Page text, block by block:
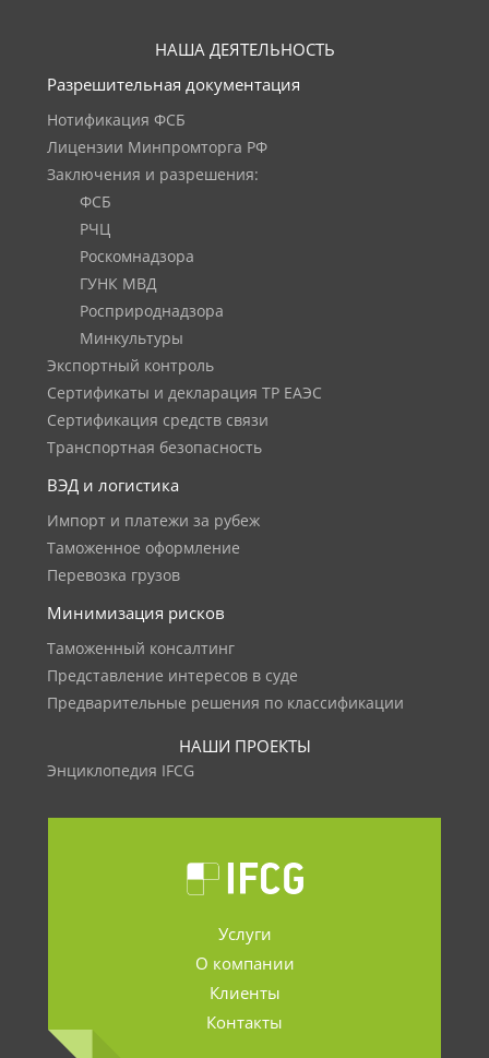
НАША ДЕЯТЕЛЬНОСТЬ
Разрешительная документация
Нотификация ФСБ
Лицензии Минпромторга РФ
Заключения и разрешения:
ФСБ
РЧЦ
Роскомнадзора
ГУНК МВД
Росприроднадзора
Минкультуры
Экспортный контроль
Сертификаты и декларация ТР ЕАЭС
Сертификация средств связи
Транспортная безопасность
ВЭД и логистика
Импорт и платежи за рубеж
Таможенное оформление
Перевозка грузов
Минимизация рисков
Таможенный консалтинг
Представление интересов в суде
Предварительные решения по классификации
НАШИ ПРОЕКТЫ
Энциклопедия IFCG
Услуги
О компании
Клиенты
Контакты